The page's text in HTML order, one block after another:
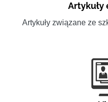
Artykuły
Artykuły związane ze